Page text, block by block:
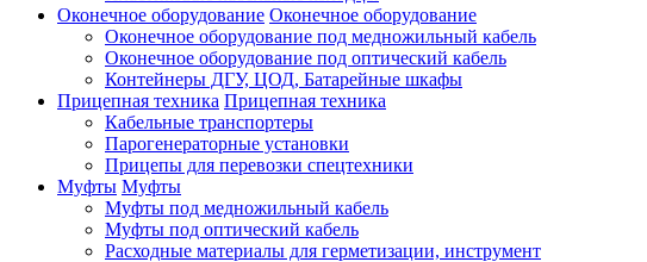
Оконечное оборудование Оконечное оборудование
Оконечное оборудование под медножильный кабель
Оконечное оборудование под оптический кабель
Контейнеры ДГУ, ЦОД, Батарейные шкафы
Прицепная техника Прицепная техника
Кабельные транспортеры
Парогенераторные установки
Прицепы для перевозки спецтехники
Муфты Муфты
Муфты под медножильный кабель
Муфты под оптический кабель
Расходные материалы для герметизации, инструмент